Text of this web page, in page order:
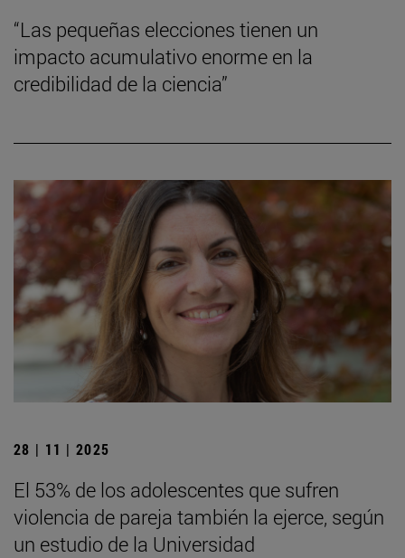
“Las pequeñas elecciones tienen un
impacto acumulativo enorme en la
credibilidad de la ciencia”
28 | 11 | 2025
El 53% de los adolescentes que sufren
violencia de pareja también la ejerce, según
un estudio de la Universidad